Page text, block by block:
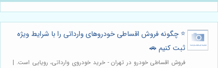
⭐️ چگونه فروش اقساطی خودروهای وارداتی را با شرایط ویژه
ثبت کنیم 🚗
فروش اقساطی خودرو در تهران - خرید خودروی وارداتی، رویایی است. |